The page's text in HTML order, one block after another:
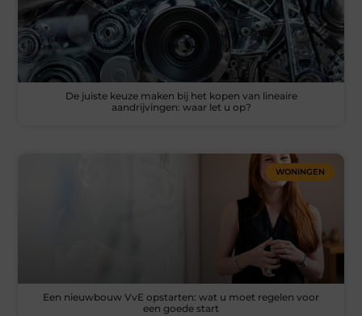
De juiste keuze maken bij het kopen van lineaire
aandrijvingen: waar let u op?
WONINGEN
Een nieuwbouw VvE opstarten: wat u moet regelen voor
een goede start